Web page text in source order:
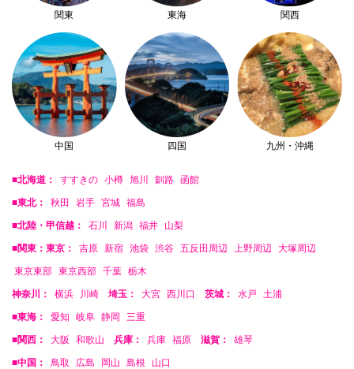
関東 東海 関西
中国 四国 九州・沖縄
■北海道： すすきの 小樽 旭川 釧路 函館
■東北： 秋田 岩手 宮城 福島
■北陸・甲信越： 石川 新潟 福井 山梨
■関東：東京： 吉原 新宿 池袋 渋谷 五反田周辺 上野周辺 大塚周辺
東京東部 東京西部 千葉 栃木
神奈川： 横浜 川崎 埼玉： 大宮 西川口 茨城： 水戸 土浦
■東海： 愛知 岐阜 静岡 三重
■関西： 大阪 和歌山 兵庫： 兵庫 福原 滋賀： 雄琴
■中国： 鳥取 広島 岡山 島根 山口